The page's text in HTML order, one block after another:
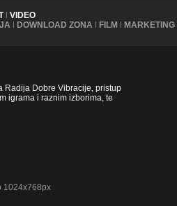
| VIDEO
| DOWNLOAD ZONA | FILM | MARKETING
Radija Dobre Vibracije, pristup
igrama i raznim izborima, te
1024x768px